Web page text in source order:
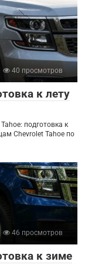
40 просмотров
к лету
подготовка к
Chevrolet Tahoe по
46 просмотров
к зиме